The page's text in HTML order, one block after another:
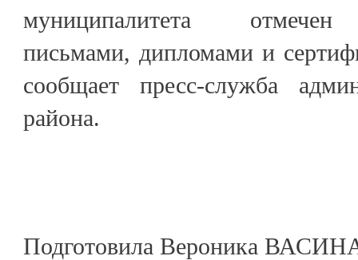
муниципалитета отмечен
письмами, дипломами и
сообщает пресс-служба
района.
Подготовила Вероника